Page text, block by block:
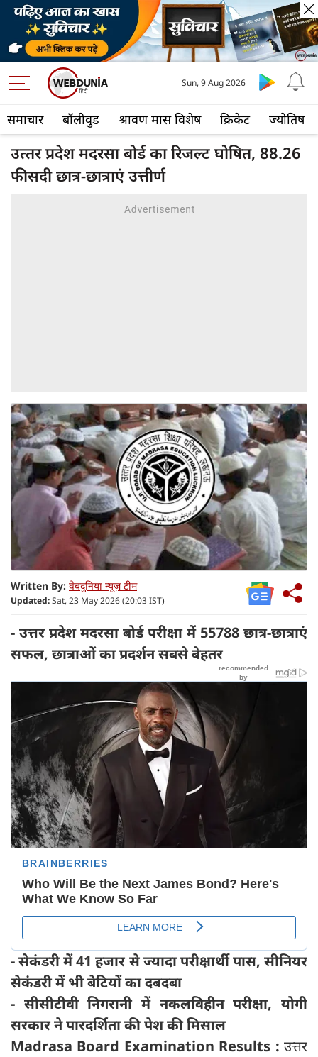
समाचार बॉलीवुड श्रावण मास विशेष क्रिकेट ज्योतिष
Sun, 9 Aug 2026
उत्‍तर प्रदेश मदरसा बोर्ड का रिजल्ट घोषित, 88.26
फीसदी छात्र-छात्राएं उत्तीर्ण
Written By: वेबदुनिया न्यूज़ टीम
Updated:Sat, 23 May 2026 (20:03 IST)
- उत्तर प्रदेश मदरसा बोर्ड परीक्षा में 55788 छात्र-छात्राएं
सफल, छात्राओं का प्रदर्शन सबसे बेहतर
- सेकंडरी में 41 हजार से ज्यादा परीक्षार्थी पास, सीनियर
सेकंडरी में भी बेटियों का दबदबा
- सीसीटीवी निगरानी में नकलविहीन परीक्षा, योगी
सरकार ने पारदर्शिता की पेश की मिसाल
Madrasa Board Examination Results : उत्तर